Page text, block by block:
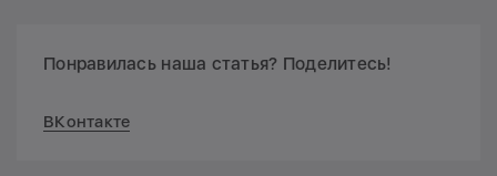
Понравилась наша статья? Поделитесь!
ВКонтакте